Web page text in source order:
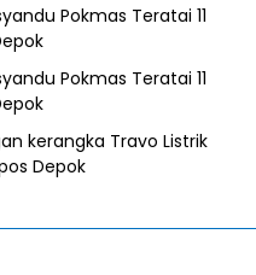
Pokmas Teratai 11
Pokmas Teratai 11
kerangka Travo Listrik
Depok